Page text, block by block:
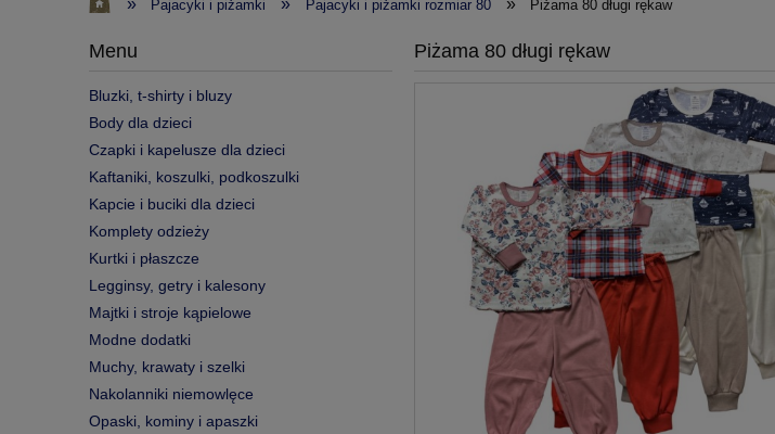
» Pajacyki i piżamki » Pajacyki i piżamki rozmiar 80 » Piżama 80 długi rękaw
Menu
Bluzki, t-shirty i bluzy
Body dla dzieci
Czapki i kapelusze dla dzieci
Kaftaniki, koszulki, podkoszulki
Kapcie i buciki dla dzieci
Komplety odzieży
Kurtki i płaszcze
Legginsy, getry i kalesony
Majtki i stroje kąpielowe
Modne dodatki
Muchy, krawaty i szelki
Nakolanniki niemowlęce
Opaski, kominy i apaszki
Piżama 80 długi rękaw